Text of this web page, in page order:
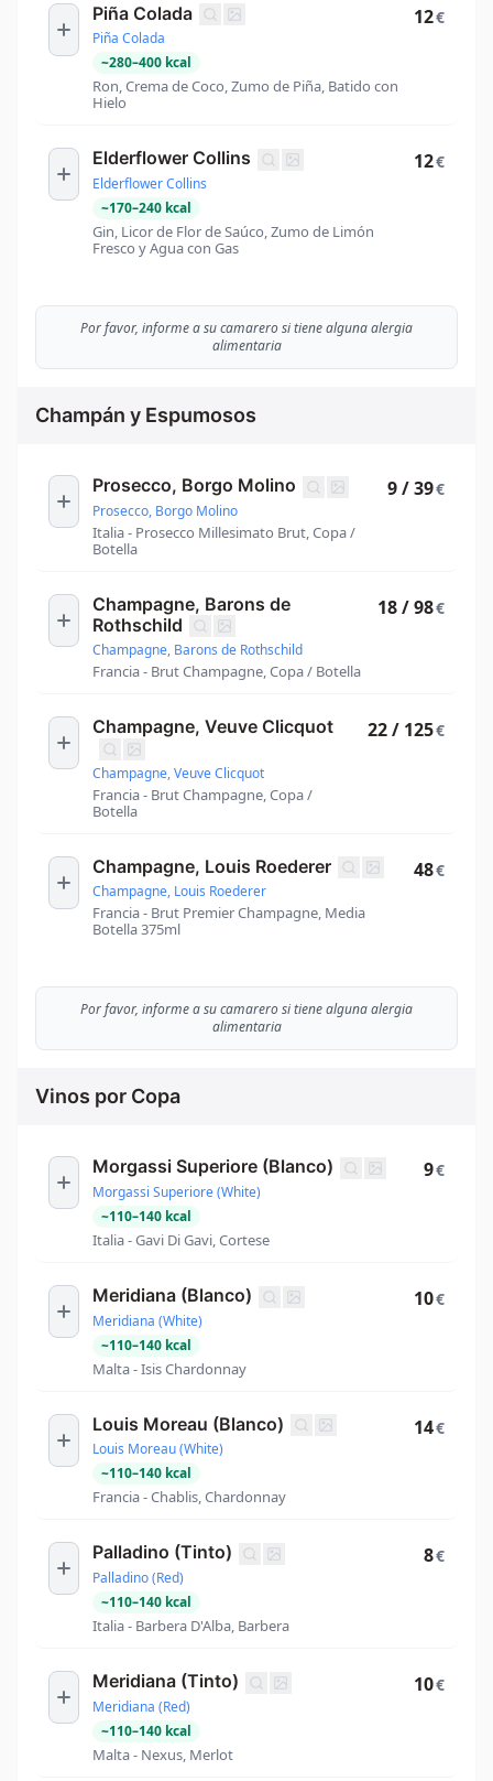
Piña Colada
Piña Colada
~280–400 kcal
Ron, Crema de Coco, Zumo de Piña, Batido con
Hielo
12€
Elderflower Collins
Elderflower Collins
~170–240 kcal
Gin, Licor de Flor de Saúco, Zumo de Limón
Fresco y Agua con Gas
12€
Por favor, informe a su camarero si tiene alguna alergia
alimentaria
Champán y Espumosos
Prosecco, Borgo Molino
Prosecco, Borgo Molino
Italia - Prosecco Millesimato Brut, Copa /
Botella
9 / 39€
Champagne, Barons de
Rothschild
Champagne, Barons de Rothschild
Francia - Brut Champagne, Copa / Botella
18 / 98€
Champagne, Veuve Clicquot
Champagne, Veuve Clicquot
Francia - Brut Champagne, Copa /
Botella
22 / 125€
Champagne, Louis Roederer
Champagne, Louis Roederer
Francia - Brut Premier Champagne, Media
Botella 375ml
48€
Por favor, informe a su camarero si tiene alguna alergia
alimentaria
Vinos por Copa
Morgassi Superiore (Blanco)
Morgassi Superiore (White)
~110–140 kcal
Italia - Gavi Di Gavi, Cortese
9€
Meridiana (Blanco)
Meridiana (White)
~110–140 kcal
Malta - Isis Chardonnay
10€
Louis Moreau (Blanco)
Louis Moreau (White)
~110–140 kcal
Francia - Chablis, Chardonnay
14€
Palladino (Tinto)
Palladino (Red)
~110–140 kcal
Italia - Barbera D'Alba, Barbera
8€
Meridiana (Tinto)
Meridiana (Red)
~110–140 kcal
Malta - Nexus, Merlot
10€